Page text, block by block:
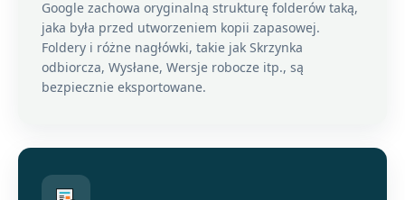
Google zachowa oryginalną strukturę folderów taką,
jaka była przed utworzeniem kopii zapasowej.
Foldery i różne nagłówki, takie jak Skrzynka
odbiorcza, Wysłane, Wersje robocze itp., są
bezpiecznie eksportowane.